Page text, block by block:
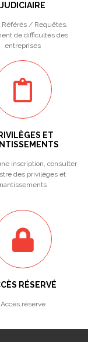
JUDICIAIRE
Référés / Requêtes.
de difficultés des
entreprises
ET
inscription, consulter
des privilèges et
nantissements
RÉSERVÉ
Accès réservé